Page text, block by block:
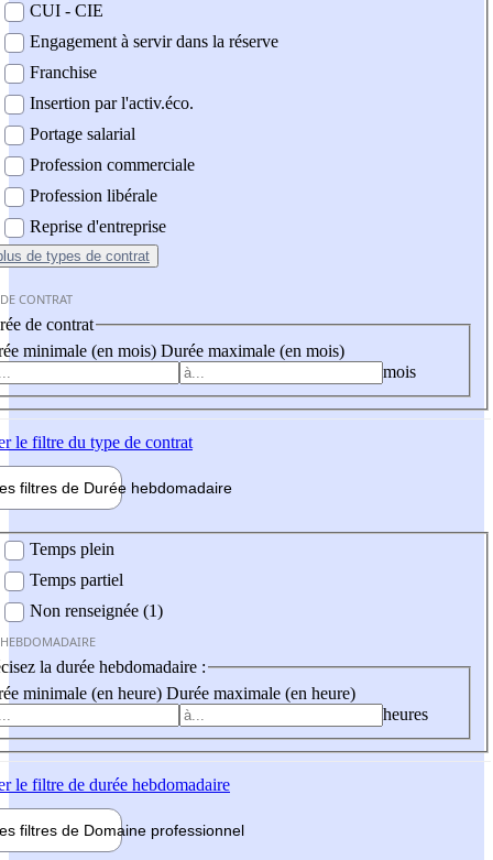
CUI - CIE
Engagement à servir dans la réserve
Franchise
Insertion par l'activ.éco.
Portage salarial
Profession commerciale
Profession libérale
Reprise d'entreprise
de types de contrat
CONTRAT
de contrat
minimale (en mois) Durée maximale (en mois)
mois
le filtre du type de contrat
filtres de Durée hebdomadaire
Temps plein
Temps partiel
Non renseignée (1)
la durée hebdomadaire :
minimale (en heure) Durée maximale (en heure)
heures
le filtre de durée hebdomadaire
filtres de Domaine professionnel